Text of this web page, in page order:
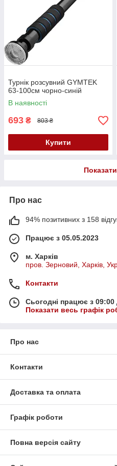
Турнік розсувний GYMTEK
63-100см чорно-синій
В наявності
693 ₴ 803 ₴
Купити
Про нас
94% позитивних з 158
Працює з 05.05.2023
м. Харків
пров. Зерновий, Харків,
Контакти
Сьогодні працює з 09:00
Показати весь графік
Про нас
Контакти
Доставка та оплата
Графік роботи
Повна версія сайту